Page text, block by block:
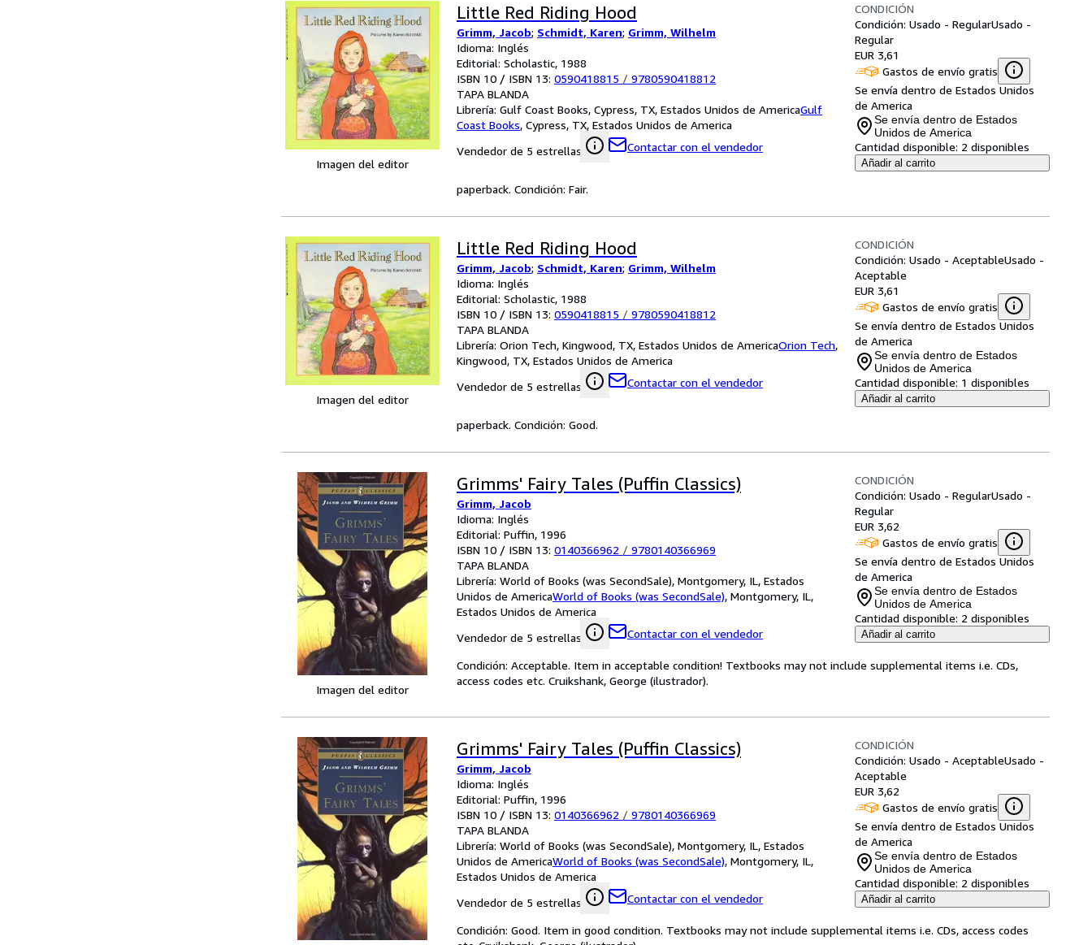
Imagen del editor
Little Red Riding Hood
Grimm, Jacob; Schmidt, Karen; Grimm, Wilhelm
Idioma: Inglés
Editorial: Scholastic, 1988
ISBN 10 / ISBN 13: 0590418815 / 9780590418812
TAPA BLANDA
Librería: Gulf Coast Books, Cypress, TX, Estados Unidos de AmericaGulf
Coast Books, Cypress, TX, Estados Unidos de America
Vendedor de 5 estrellas
Contactar con el vendedor
CONDICIÓN
Condición: Usado - RegularUsado -
Regular
EUR 3,61
Gastos de envío gratis
Se envía dentro de Estados Unidos
de America
Se envía dentro de Estados
Unidos de America
Cantidad disponible: 2 disponibles
Añadir al carrito
paperback. Condición: Fair.
Imagen del editor
Little Red Riding Hood
Grimm, Jacob; Schmidt, Karen; Grimm, Wilhelm
Idioma: Inglés
Editorial: Scholastic, 1988
ISBN 10 / ISBN 13: 0590418815 / 9780590418812
TAPA BLANDA
Librería: Orion Tech, Kingwood, TX, Estados Unidos de AmericaOrion Tech,
Kingwood, TX, Estados Unidos de America
Vendedor de 5 estrellas
Contactar con el vendedor
CONDICIÓN
Condición: Usado - AceptableUsado -
Aceptable
EUR 3,61
Gastos de envío gratis
Se envía dentro de Estados Unidos
de America
Se envía dentro de Estados
Unidos de America
Cantidad disponible: 1 disponibles
Añadir al carrito
paperback. Condición: Good.
Imagen del editor
Grimms' Fairy Tales (Puffin Classics)
Grimm, Jacob
Idioma: Inglés
Editorial: Puffin, 1996
ISBN 10 / ISBN 13: 0140366962 / 9780140366969
TAPA BLANDA
Librería: World of Books (was SecondSale), Montgomery, IL, Estados
Unidos de AmericaWorld of Books (was SecondSale), Montgomery, IL,
Estados Unidos de America
Vendedor de 5 estrellas
Contactar con el vendedor
CONDICIÓN
Condición: Usado - RegularUsado -
Regular
EUR 3,62
Gastos de envío gratis
Se envía dentro de Estados Unidos
de America
Se envía dentro de Estados
Unidos de America
Cantidad disponible: 2 disponibles
Añadir al carrito
Condición: Acceptable. Item in acceptable condition! Textbooks may not include supplemental items i.e. CDs,
access codes etc. Cruikshank, George (ilustrador).
Grimms' Fairy Tales (Puffin Classics)
Grimm, Jacob
Idioma: Inglés
Editorial: Puffin, 1996
ISBN 10 / ISBN 13: 0140366962 / 9780140366969
TAPA BLANDA
Librería: World of Books (was SecondSale), Montgomery, IL, Estados
Unidos de AmericaWorld of Books (was SecondSale), Montgomery, IL,
Estados Unidos de America
Vendedor de 5 estrellas
Contactar con el vendedor
CONDICIÓN
Condición: Usado - AceptableUsado -
Aceptable
EUR 3,62
Gastos de envío gratis
Se envía dentro de Estados Unidos
de America
Se envía dentro de Estados
Unidos de America
Cantidad disponible: 2 disponibles
Añadir al carrito
Condición: Good. Item in good condition. Textbooks may not include supplemental items i.e. CDs, access codes